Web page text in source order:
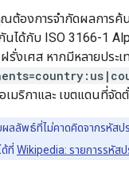
ต้องการจำกัดผลการค้
กันได้กับ ISO 3166-1
ฝรั่งเศส หากมีหลายประ
อเมริกาและ เขตแดนที่จั
ผลลัพธ์ที่ไม่คาดคิดจากรหัส
ที่ Wikipedia: รายการรหัสป